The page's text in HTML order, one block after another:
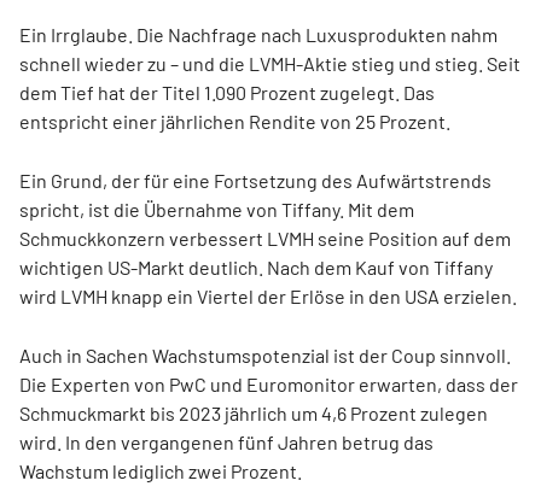
Ein Irrglaube. Die Nachfrage nach Luxusprodukten nahm
schnell wieder zu – und die LVMH-Aktie stieg und stieg. Seit
dem Tief hat der Titel 1.090 Prozent zugelegt. Das
entspricht einer jährlichen Rendite von 25 Prozent.
Ein Grund, der für eine Fortsetzung des Aufwärtstrends
spricht, ist die Übernahme von Tiffany. Mit dem
Schmuckkonzern verbessert LVMH seine Position auf dem
wichtigen US-Markt deutlich. Nach dem Kauf von Tiffany
wird LVMH knapp ein Viertel der Erlöse in den USA erzielen.
Auch in Sachen Wachstumspotenzial ist der Coup sinnvoll.
Die Experten von PwC und Euromonitor erwarten, dass der
Schmuckmarkt bis 2023 jährlich um 4,6 Prozent zulegen
wird. In den vergangenen fünf Jahren betrug das
Wachstum lediglich zwei Prozent.